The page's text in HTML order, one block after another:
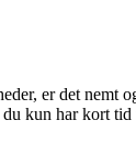
er det
kun har kort